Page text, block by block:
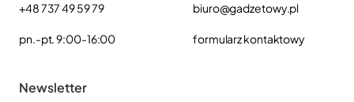
+48 737 49 59 79
pn.-pt. 9:00-16:00
biuro@gadzetowy.pl
formularz kontaktowy
Newsletter